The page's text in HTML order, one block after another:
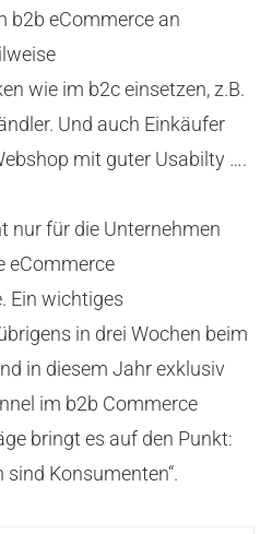
b2b eCommerce an
wie im b2c einsetzen, z.B.
Und auch Einkäufer
mit guter Usabilty ….
nur für die Unternehmen
eCommerce
Ein wichtiges
in drei Wochen beim
in diesem Jahr exklusiv
im b2b Commerce
bringt es auf den Punkt:
sind Konsumenten“.